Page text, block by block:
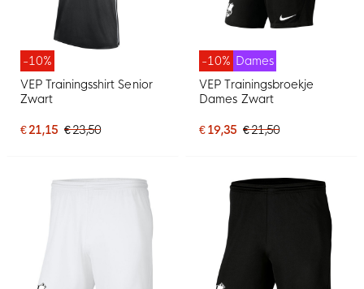
-10%
VEP Trainingsshirt Senior
Zwart
€ 21,15 € 23,50
-10% Dames
VEP Trainingsbroekje
Dames Zwart
€ 19,35 € 21,50